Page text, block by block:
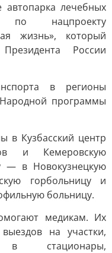
лечебных
по нацпроекту
жизнь», который
России
в регионы
программы
в Кузбасский центр
и Кемеровскую
в Новокузнецкую
горбольницу и
больницу.
медикам. Их
на участки,
в стационары,